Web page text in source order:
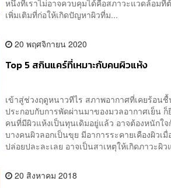
หนึ่งที่เราไม่อาจควบคุมได้คือสภาวะแวดล้อมที่
เพิ่มเติมที่ก่อให้เกิดปัญหาผิวที่ม...
20 พฤศจิกายน 2020
Top 5 สกินแคร์ที่เหมาะกับคนผิวแห้ง
เข้าสู่ช่วงฤดูหนาวทีไร สภาพอากาศที่เคยร้อน
ประกอบกับการพัดผ่านมาของมวลอากาศเย็น
คนที่มีผิวแห้งเป็นทุนเดิมอยู่แล้ว อาจต้องหนักใ
บางคนผิวลอกเป็นขุย มีอาการระคายเคืองผิวเ
ปล่อยปละละเลย อาจเป็นสาเหตุให้เกิดภาวะผิว
20 สิงหาคม 2018